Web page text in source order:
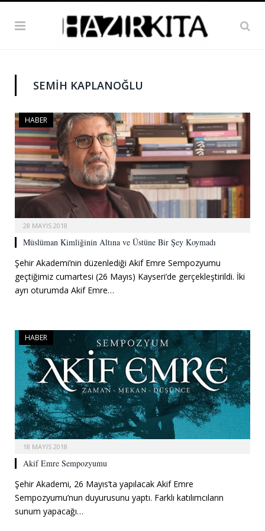
SEMIH KAPLANOĞLU
HABER
28 MAYIS 2018
Müslüman Kimliğinin Altına ve Üstüne Bir Şey Koymadı
Şehir Akademi’nin düzenlediği Akif Emre Sempozyumu
geçtiğimiz cumartesi (26 Mayıs) Kayseri’de gerçekleştirildi. İki
ayrı oturumda Akif Emre…
HABER
18 MAYIS 2018
Akif Emre Sempozyumu
Şehir Akademi, 26 Mayıs’ta yapılacak Akif Emre
Sempozyumu’nun duyurusunu yaptı. Farklı katılımcıların
sunum yapacağı…